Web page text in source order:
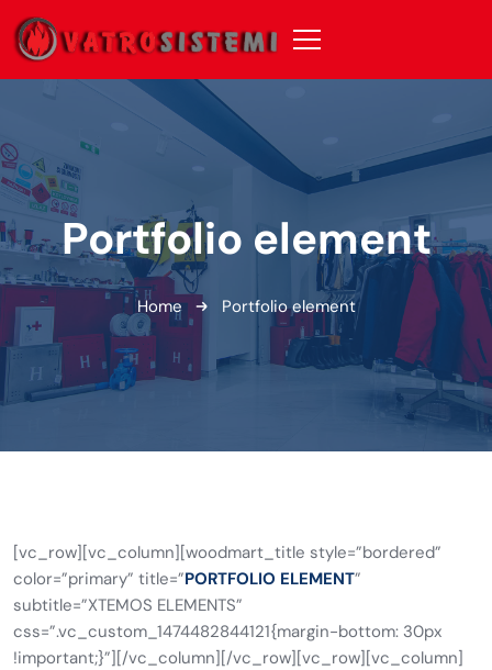
Portfolio element
Home Portfolio element
[vc_row][vc_column][woodmart_title style=”bordered”
color=”primary” title=”PORTFOLIO ELEMENT”
subtitle=”XTEMOS ELEMENTS”
css=”.vc_custom_1474482844121{margin-bottom: 30px
!important;}”][/vc_column][/vc_row][vc_row][vc_column]